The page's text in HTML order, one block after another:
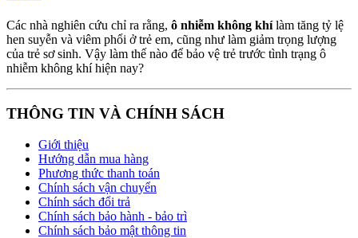
Các nhà nghiên cứu chỉ ra rằng, ô nhiễm không khílàm tăng tỷ lệ
hen suyễn và viêm phổi ở trẻ em, cũng như làm giảm trọng lượng
của trẻ sơ sinh. Vậy làm thế nào để bảo vệ trẻ trước tình trạng ô
nhiễm không khí hiện nay?
THÔNG TIN VÀ CHÍNH SÁCH
Giới thiệu
Hướng dẫn mua hàng
Phương thức thanh toán
Chính sách vận chuyển
Chính sách đổi trả
Chính sách bảo hành - bảo trì
Chính sách bảo mật thông tin